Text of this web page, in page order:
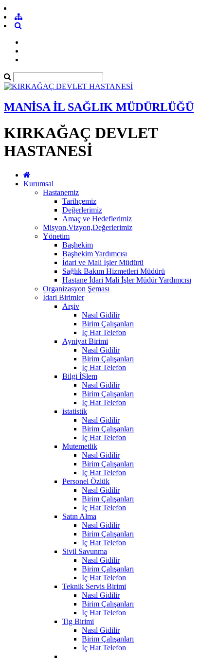
MANİSA İL SAĞLIK MÜDÜRLÜĞÜ
KIRKAĞAÇ DEVLET
HASTANESİ
Kurumsal
Hastanemiz
Tarihçemiz
Değerlerimiz
Amaç ve Hedeflerimiz
Misyon,Vizyon,Değerlerimiz
Yönetim
Başhekim
Başhekim Yardımcısı
İdari ve Mali İşler Müdürü
Sağlık Bakım Hizmetleri Müdürü
Hastane İdari Mali İşler Müdür Yardımcısı
Organizasyon Şeması
İdari Birimler
Arşiv
Nasıl Gidilir
Birim Çalışanları
İç Hat Telefon
Ayniyat Birimi
Nasıl Gidilir
Birim Çalışanları
İç Hat Telefon
Bilgi İŞlem
Nasıl Gidilir
Birim Çalışanları
İç Hat Telefon
istatistik
Nasıl Gidilir
Birim Çalışanları
İç Hat Telefon
Mutemetlik
Nasıl Gidilir
Birim Çalışanları
İç Hat Telefon
Personel Özlük
Nasıl Gidilir
Birim Çalışanları
İç Hat Telefon
Satın Alma
Nasıl Gidilir
Birim Çalışanları
İç Hat Telefon
Sivil Savunma
Nasıl Gidilir
Birim Çalışanları
İç Hat Telefon
Teknik Servis Birimi
Nasıl Gidilir
Birim Çalışanları
İç Hat Telefon
Tig Birimi
Nasıl Gidilir
Birim Çalışanları
İç Hat Telefon